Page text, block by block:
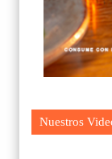
Nuestros